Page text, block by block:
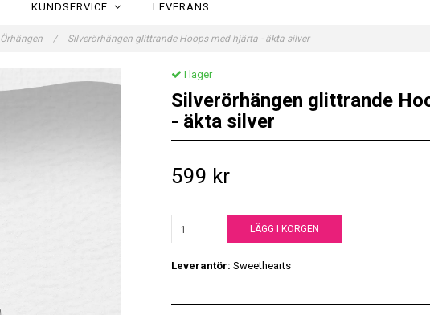
KUNDSERVICE LEVERANS
Örhängen / Silverörhängen glittrande Hoops med hjärta - äkta silver
I lager
Silverörhängen glittrande
- äkta silver
599 kr
LÄGG I KORGEN
Leverantör: Sweethearts